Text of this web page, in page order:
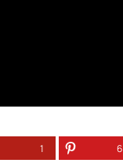
1 6